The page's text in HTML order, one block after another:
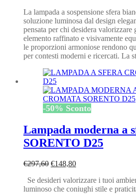
originale
era:
€161,00.
attuale
è:
€80,50.
La lampada a sospensione sfera
soluzione luminosa dal design
pensata per chi desidera
elemento raffinato e visivamente
le proporzioni armoniose rendono
per contesti moderni e ricercati. La
-50% Sconto
Lampada moderna a
SORENTO D25
€297,60 Il
originale
era:
€148,80Il
attuale
è:
Se desideri valorizzare i tuoi
luminoso che coniughi stile e